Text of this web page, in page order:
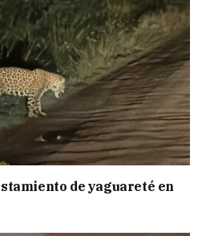
de yaguareté en